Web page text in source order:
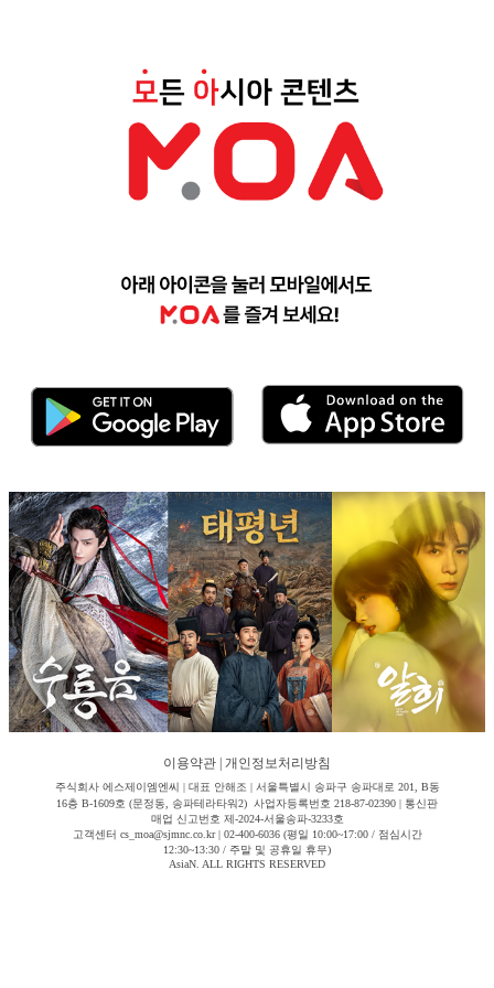
이용약관 개인정보처리방침
주식회사 에스제이엠엔씨 | 대표 안해조 | 서울특별시 송파구 송파대로 201, B동
16층 B-1609호 (문정동, 송파테라타워2) 사업자등록번호 218-87-02390 | 통신판
매업 신고번호 제-2024-서울송파-3233호
고객센터 cs_moa@sjmnc.co.kr | 02-400-6036 (평일 10:00~17:00 / 점심시간
12:30~13:30 / 주말 및 공휴일 휴무)
AsiaN. ALL RIGHTS RESERVED